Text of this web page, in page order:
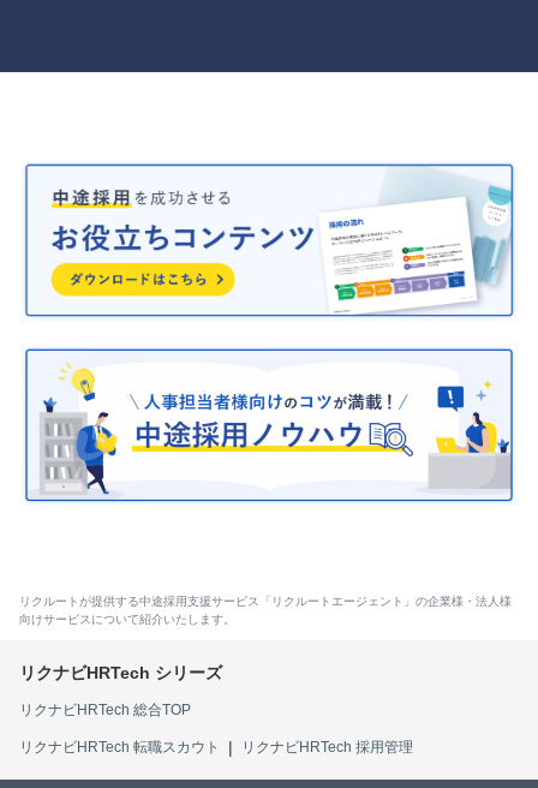
リクルートが提供する中途採用支援サービス「リクルートエージェント」の企業様・法人様
向けサービスについて紹介いたします。
リクナビHRTech 総合TOP
リクナビHRTech 転職スカウト リクナビHRTech 採用管理